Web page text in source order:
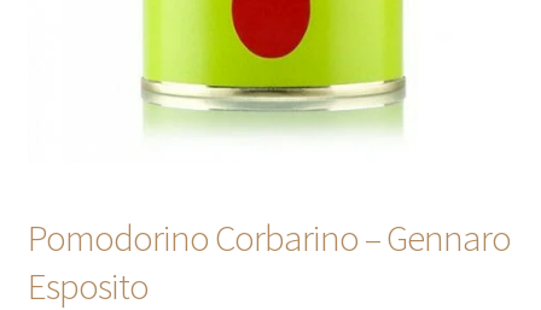
Pomodorino Corbarino – Gennaro
Esposito